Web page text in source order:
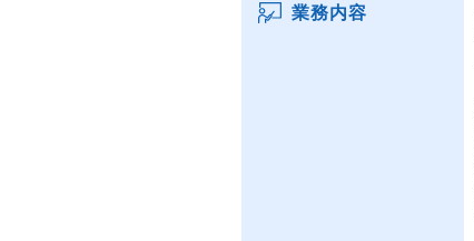
業務内容